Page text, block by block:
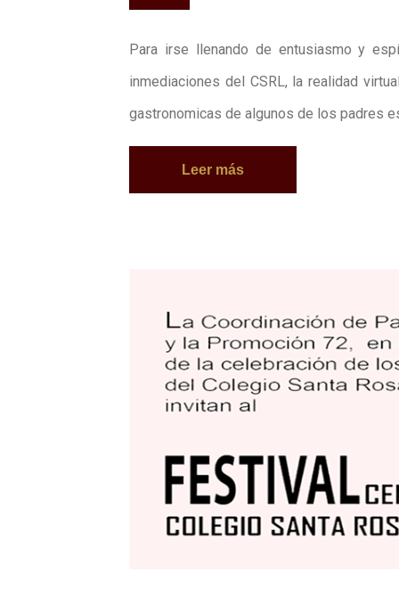
Para irse llenando de entusiasmo y
inmediaciones del CSRL, la realidad
gastronomicas de algunos de los padres
Leer más